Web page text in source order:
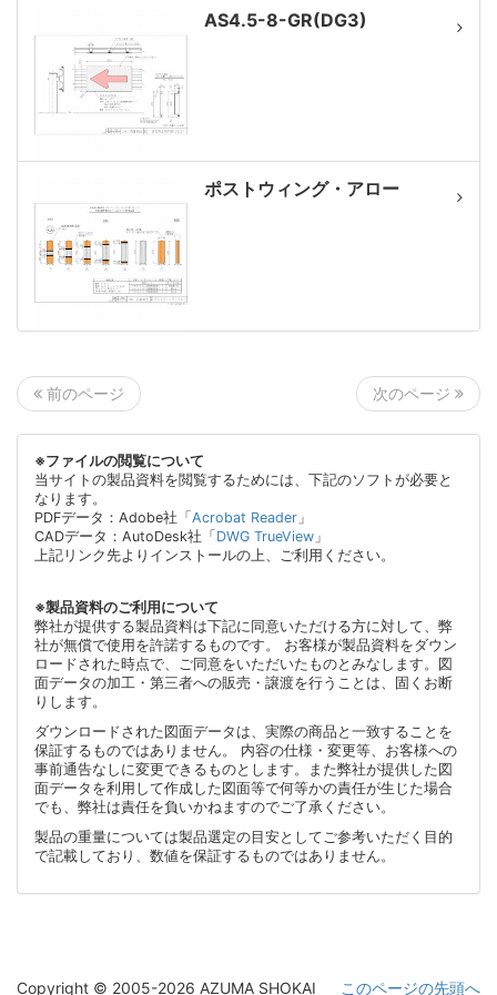
AS4.5-8-GR(DG3)
ポストウィング・アロー
前のページ 次のページ
※ファイルの閲覧について
当サイトの製品資料を閲覧するためには、下記のソフトが必要と
なります。
PDFデータ：Adobe社「Acrobat Reader 」
CADデータ：AutoDesk社「DWG TrueView 」
上記リンク先よりインストールの上、ご利用ください。
※製品資料のご利用について
弊社が提供する製品資料は下記に同意いただける方に対して、弊
社が無償で使用を許諾するものです。 お客様が製品資料をダウン
ロードされた時点で、ご同意をいただいたものとみなします。図
面データの加工・第三者への販売・譲渡を行うことは、固くお断
りします。
ダウンロードされた図面データは、実際の商品と一致することを
保証するものではありません。 内容の仕様・変更等、お客様への
事前通告なしに変更できるものとします。また弊社が提供した図
面データを利用して作成した図面等で何等かの責任が生じた場合
でも、弊社は責任を負いかねますのでご了承ください。
製品の重量については製品選定の目安としてご参考いただく目的
で記載しており、数値を保証するものではありません。
このページの先頭へ
Copyright © 2005-2026 AZUMA SHOKAI